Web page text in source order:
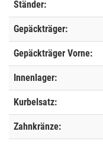
Ständer:
Gepäckträger:
Gepäckträger Vorne:
Innenlager:
Kurbelsatz:
Zahnkränze: